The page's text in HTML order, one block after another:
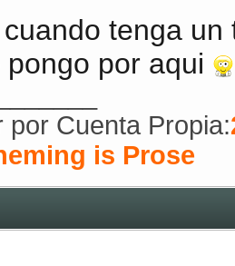
tenga
por aqui
por Cuenta Propia:
is Prose